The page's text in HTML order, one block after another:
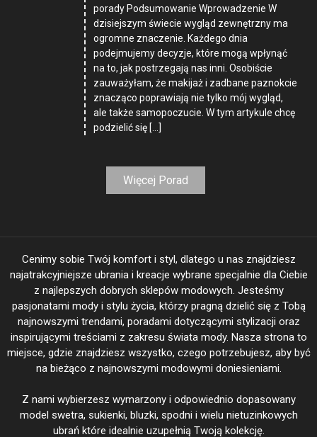
porady Podsumowanie Wprowadzenie W
dzisiejszym świecie wygląd zewnętrzny ma
ogromne znaczenie. Każdego dnia
podejmujemy decyzje, które mogą wpłynąć
na to, jak postrzegają nas inni. Osobiście
zauważyłam, że makijaż i zadbane paznokcie
znacząco poprawiają nie tylko mój wygląd,
ale także samopoczucie. W tym artykule chcę
podzielić się […]
Więcej Porad
Cenimy sobie Twój komfort i styl, dlatego u nas znajdziesz
najatrakcyjniejsze ubrania i kreacje wybrane specjalnie dla Ciebie
z najlepszych dobrych sklepów modowych. Jesteśmy
pasjonatami mody i stylu życia, którzy pragną dzielić się z Tobą
najnowszymi trendami, poradami dotyczącymi stylizacji oraz
inspirującymi treściami z zakresu świata mody. Nasza strona to
miejsce, gdzie znajdziesz wszystko, czego potrzebujesz, aby być
na bieżąco z najnowszymi modowymi doniesieniami.
Z nami wybierzesz wymarzony i odpowiednio dopasowany
model swetra, sukienki, bluzki, spodni i wielu nietuzinkowych
ubrań które idealnie uzupełnią Twoją kolekcję.